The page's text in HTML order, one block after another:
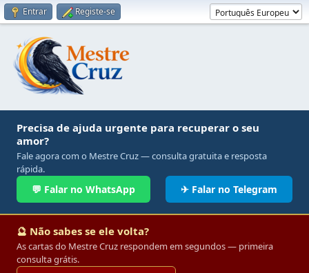
Entrar Registe-se
Precisa de ajuda urgente para recuperar o seu
amor?
Fale agora com o Mestre Cruz — consulta gratuita e resposta
rápida.
💬 Falar no WhatsApp ✈ Falar no Telegram
🔮 Não sabes se ele volta?
As cartas do Mestre Cruz respondem em segundos — primeira
consulta grátis.